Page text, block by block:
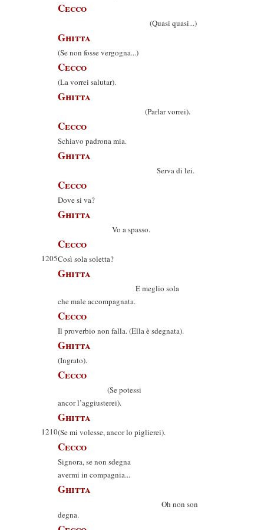
Cecco
(Quasi quasi...)
Ghitta
(Se non fosse vergogna...)
Cecco
(La vorrei salutar).
Ghitta
(Parlar vorrei).
Cecco
Schiavo padrona mia.
Ghitta
Serva di lei.
Cecco
Dove si va?
Ghitta
Vo a spasso.
Cecco
1205Così sola soletta?
Ghitta
È meglio sola
che male accompagnata.
Cecco
Il proverbio non falla. (Ella è sdegnata).
Ghitta
(Ingrato).
Cecco
(Se potessi
ancor l’aggiusterei).
Ghitta
1210(Se mi volesse, ancor lo piglierei).
Cecco
Signora, se non sdegna
avermi in compagnia...
Ghitta
Oh non son
degna.